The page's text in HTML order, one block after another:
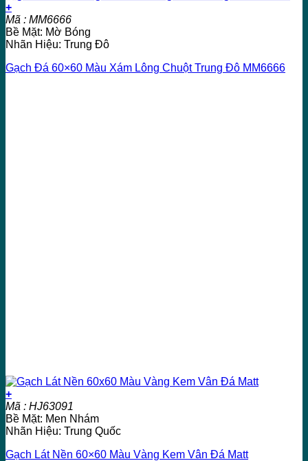
+
Mã : MM6666
Bề Mặt: Mờ Bóng
Nhãn Hiệu: Trung Đô
Gạch Đá 60×60 Màu Xám Lông Chuột Trung Đô MM6666
+
Mã : HJ63091
Bề Mặt: Men Nhám
Nhãn Hiệu: Trung Quốc
Gạch Lát Nền 60×60 Màu Vàng Kem Vân Đá Matt